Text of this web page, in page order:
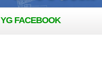
YG FACEBOOK